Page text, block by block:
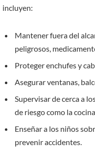
incluyen:
Mantener fuera del
peligrosos,
Proteger enchufes y
Asegurar ventanas,
Supervisar de cerca a
de riesgo como la
Enseñar a los niños
prevenir accidentes.